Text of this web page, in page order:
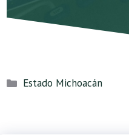
Categorías
Estado Michoacán